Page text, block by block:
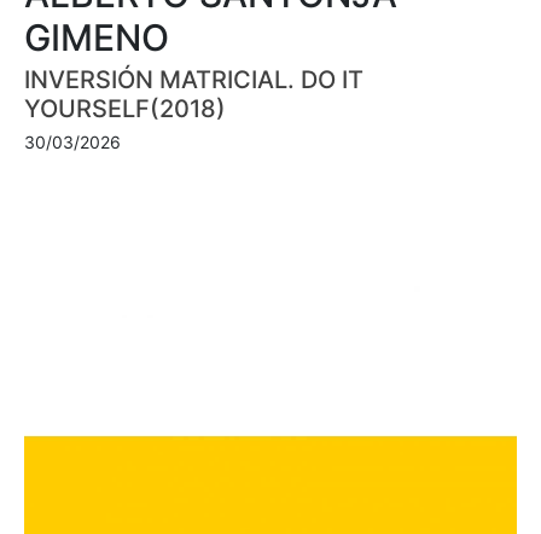
GIMENO
INVERSIÓN MATRICIAL. DO IT
YOURSELF(2018)
30/03/2026